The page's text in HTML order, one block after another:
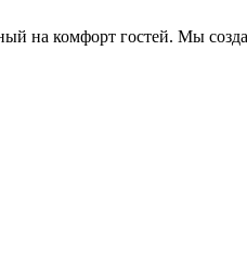
на комфорт гостей. Мы